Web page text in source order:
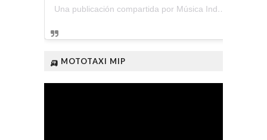
Una publicación compartida por Música Independiente Perú 🇵🇪 (@musica.independiente.peru)
🛺 MOTOTAXI MIP